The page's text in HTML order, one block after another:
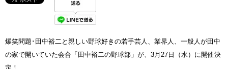
爆笑問題･田中裕二と親しい野球好きの若手芸人、業界人、一般人が田中
の家で開いていた会合「田中裕二の野球部」が、3月27日（水）に開催決